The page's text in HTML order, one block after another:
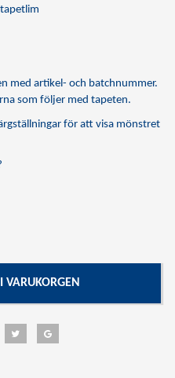
med artikel- och batchnummer.
som följer med tapeten.
för att visa mönstret
VARUKORGEN